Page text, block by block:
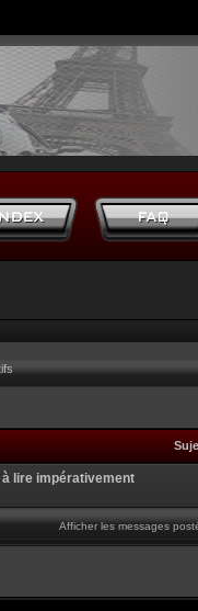
à lire impérativement
Afficher les messages